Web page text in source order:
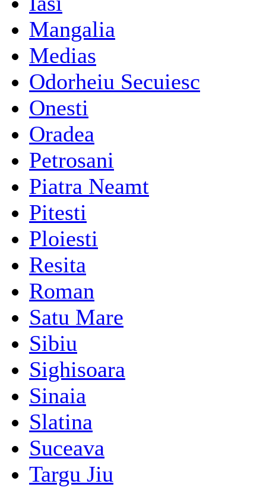
Mangalia
Medias
Odorheiu Secuiesc
Onesti
Oradea
Petrosani
Piatra Neamt
Pitesti
Ploiesti
Resita
Roman
Satu Mare
Sibiu
Sighisoara
Sinaia
Slatina
Suceava
Targu Jiu